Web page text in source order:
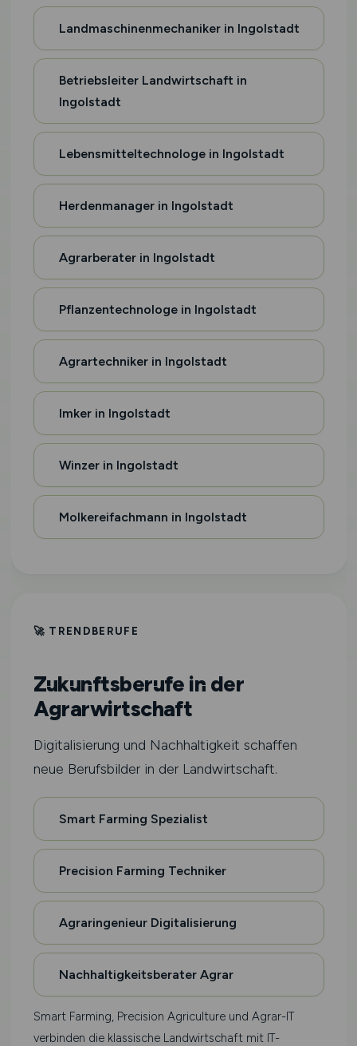
Landmaschinenmechaniker in Ingolstadt
Betriebsleiter Landwirtschaft in
Ingolstadt
Lebensmitteltechnologe in Ingolstadt
Herdenmanager in Ingolstadt
Agrarberater in Ingolstadt
Pflanzentechnologe in Ingolstadt
Agrartechniker in Ingolstadt
Imker in Ingolstadt
Winzer in Ingolstadt
Molkereifachmann in Ingolstadt
🚀 TRENDBERUFE
Zukunftsberufe in der
Agrarwirtschaft
Digitalisierung und Nachhaltigkeit schaffen
neue Berufsbilder in der Landwirtschaft.
Smart Farming Spezialist
Precision Farming Techniker
Agraringenieur Digitalisierung
Nachhaltigkeitsberater Agrar
Smart Farming, Precision Agriculture und Agrar-IT
verbinden die klassische Landwirtschaft mit IT-